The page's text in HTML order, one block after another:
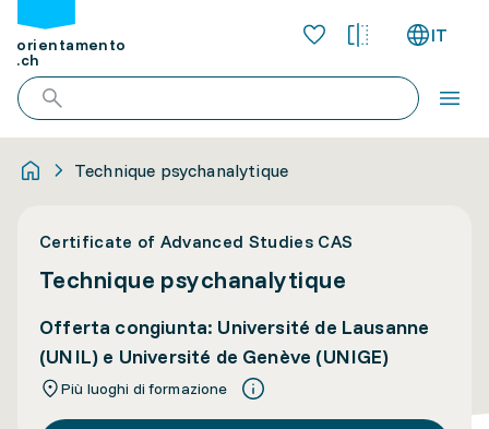
orientamento
.ch
IT
Technique psychanalytique
Certificate of Advanced Studies CAS
Technique psychanalytique
Offerta congiunta: Université de Lausanne
(UNIL) e Université de Genève (UNIGE)
Più luoghi di formazione